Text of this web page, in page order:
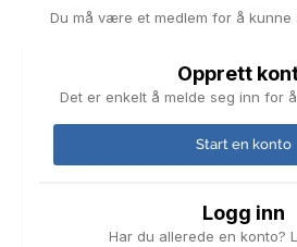
Du må være et medlem for å kunne
Opprett
Det er enkelt å melde seg inn for
Start en konto
Logg inn
Har du allerede en konto?